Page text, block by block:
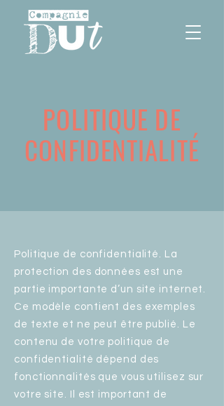
POLITIQUE DE
CONFIDENTIALITÉ
Politique de confidentialité. La
protection des données est une
partie importante d’un site internet.
Ce modèle contient des exemples
de texte et ne peut être publié. Le
contenu de votre politique de
confidentialité dépend des
fonctionnalités que vous utilisez sur
votre site. Il est important de